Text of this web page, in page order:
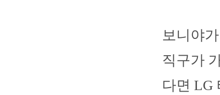
보니야
직구가
다면 LG